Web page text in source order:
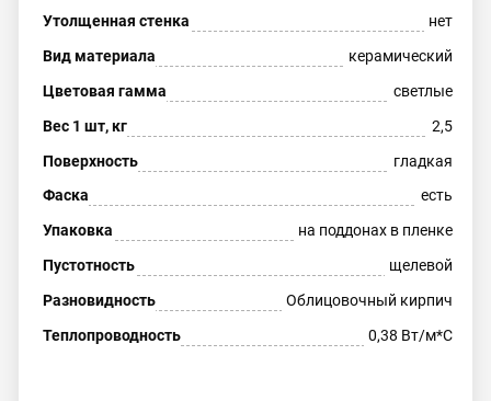
Утолщенная стенка
нет
Вид материала
керамический
Цветовая гамма
светлые
Вес 1 шт, кг
2,5
Поверхность
гладкая
Фаска
есть
Упаковка
на поддонах в пленке
Пустотность
щелевой
Разновидность
Облицовочный кирпич
Теплопроводность
0,38 Вт/м*С